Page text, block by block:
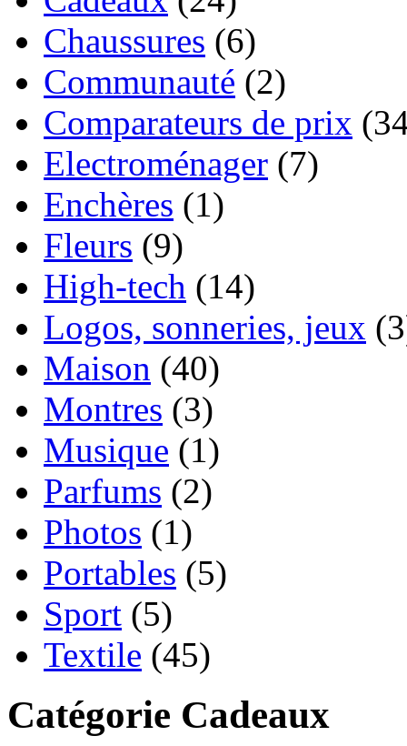
Chaussures (6)
Communauté (2)
Comparateurs de prix
Electroménager (7)
Enchères (1)
Fleurs (9)
High-tech (14)
Logos, sonneries, jeux
Maison (40)
Montres (3)
Musique (1)
Parfums (2)
Photos (1)
Portables (5)
Sport (5)
Textile (45)
Catégorie Cadeaux